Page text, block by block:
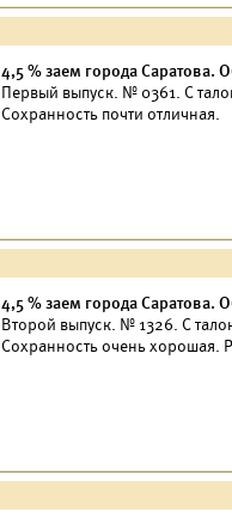
4,5 % заем города Саратова.
Первый выпуск. № 0361. С
Сохранность почти отличная.
4,5 % заем города Саратова.
Второй выпуск. № 1326. С
Сохранность очень хорошая.